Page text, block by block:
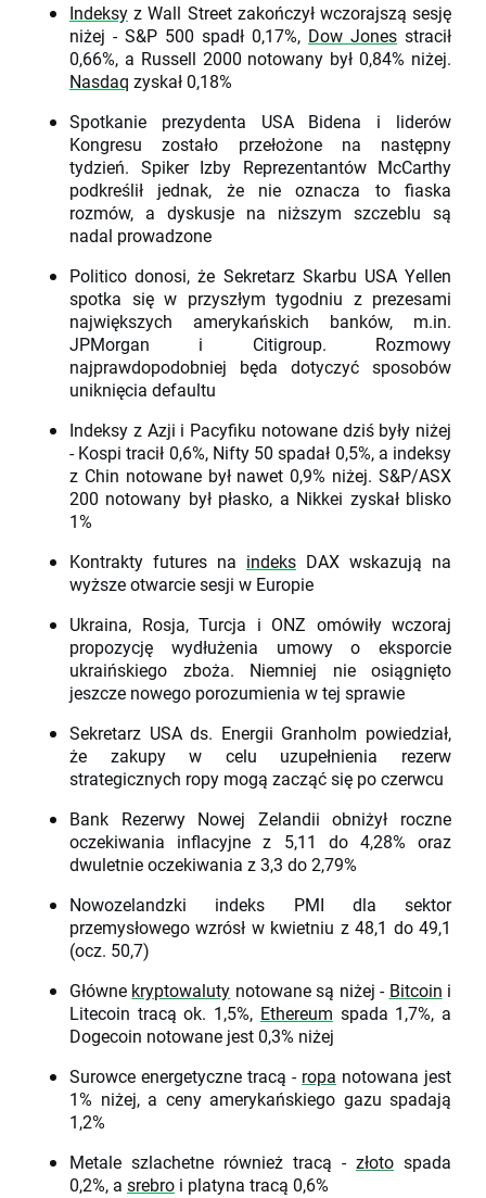
Indeksy z Wall Street zakończył wczorajszą sesję
niżej - S&P 500 spadł 0,17%, Dow Jones stracił
0,66%, a Russell 2000 notowany był 0,84% niżej.
Nasdaq zyskał 0,18%
Spotkanie prezydenta USA Bidena i liderów
Kongresu zostało przełożone na następny
tydzień. Spiker Izby Reprezentantów McCarthy
podkreślił jednak, że nie oznacza to fiaska
rozmów, a dyskusje na niższym szczeblu są
nadal prowadzone
Politico donosi, że Sekretarz Skarbu USA Yellen
spotka się w przyszłym tygodniu z prezesami
największych amerykańskich banków, m.in.
JPMorgan i Citigroup. Rozmowy
najprawdopodobniej będa dotyczyć sposobów
uniknięcia defaultu
Indeksy z Azji i Pacyfiku notowane dziś były niżej
- Kospi tracił 0,6%, Nifty 50 spadał 0,5%, a indeksy
z Chin notowane był nawet 0,9% niżej. S&P/ASX
200 notowany był płasko, a Nikkei zyskał blisko
1%
Kontrakty futures na indeks DAX wskazują na
wyższe otwarcie sesji w Europie
Ukraina, Rosja, Turcja i ONZ omówiły wczoraj
propozycję wydłużenia umowy o eksporcie
ukraińskiego zboża. Niemniej nie osiągnięto
jeszcze nowego porozumienia w tej sprawie
Sekretarz USA ds. Energii Granholm powiedział,
że zakupy w celu uzupełnienia rezerw
strategicznych ropy mogą zacząć się po czerwcu
Bank Rezerwy Nowej Zelandii obniżył roczne
oczekiwania inflacyjne z 5,11 do 4,28% oraz
dwuletnie oczekiwania z 3,3 do 2,79%
Nowozelandzki indeks PMI dla sektor
przemysłowego wzrósł w kwietniu z 48,1 do 49,1
(ocz. 50,7)
Główne kryptowaluty notowane są niżej - Bitcoin i
Litecoin tracą ok. 1,5%, Ethereum spada 1,7%, a
Dogecoin notowane jest 0,3% niżej
Surowce energetyczne tracą - ropa notowana jest
1% niżej, a ceny amerykańskiego gazu spadają
1,2%
Metale szlachetne również tracą - złoto spada
0,2%, a srebro i platyna tracą 0,6%